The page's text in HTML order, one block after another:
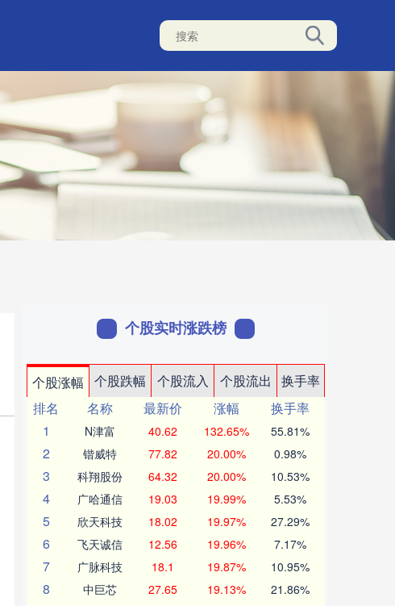
个股实时涨跌榜
个股涨幅 个股跌幅 个股流入 个股流出
换手率
排名
名称 最新价 涨幅
换手率
1
N津富 40.62 132.65% 55.81%
2 锴威特 77.82 20.00% 0.98%
3 科翔股份 64.32 20.00% 10.53%
4 广哈通信 19.03 19.99% 5.53%
5 欣天科技 18.02 19.97% 27.29%
6 飞天诚信 12.56 19.96% 7.17%
7 广脉科技 18.1 19.87% 10.95%
8 中巨芯 27.65 19.13% 21.86%